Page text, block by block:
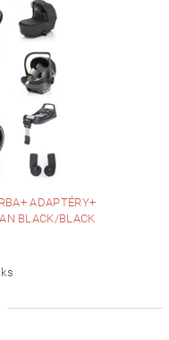
ADAPTÉRY+
BLACK/BLACK